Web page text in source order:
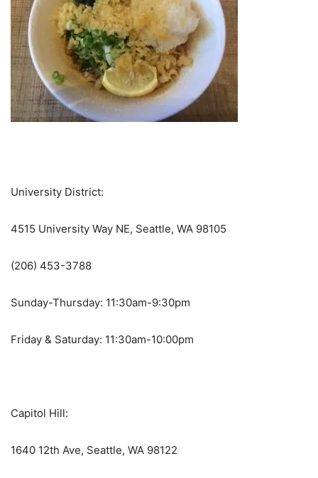
University District:
4515 University Way NE, Seattle, WA 98105
(206) 453-3788
Sunday-Thursday: 11:30am-9:30pm
Friday & Saturday: 11:30am-10:00pm
Capitol Hill:
1640 12th Ave, Seattle, WA 98122